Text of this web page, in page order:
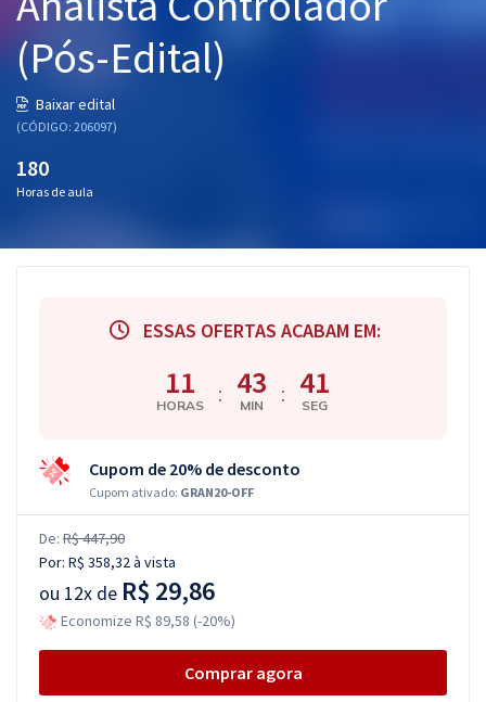
OAB
Conteúdo gratuito
Atendimento
(Pós-Edital)
Baixar edital
(CÓDIGO: 206097)
180
Horas de aula
ESSAS OFERTAS ACABAM EM:
11
HORAS : 43
MIN : 40
SEG
Cupom de 20% de desconto
Cupom ativado: GRAN20-OFF
De: R$ 447,90
Por: R$ 358,32à vista
ou 12x de R$ 29,86
Economize R$ 89,58 (-20%)
Comprar agora